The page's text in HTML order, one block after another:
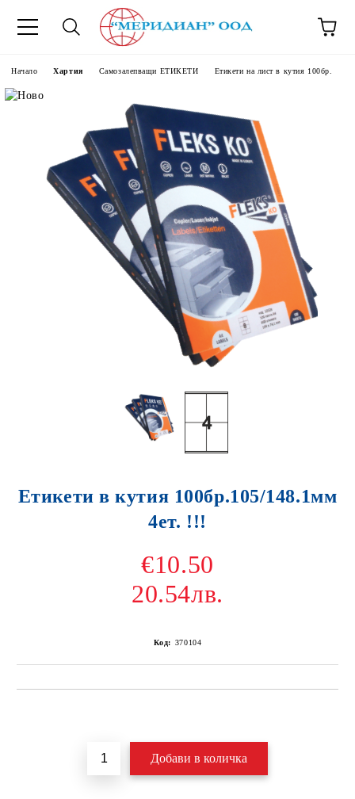
Начало Хартия Самозалепващи ЕТИКЕТИ Етикети на лист в кутия 100бр.
Етикети в кутия 100бр.105/148.1мм
4ет. !!!
€10.50
20.54лв.
Код: 370104